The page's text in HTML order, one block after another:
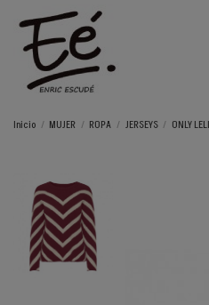
Inicio MUJER ROPA JERSEYS ONLY